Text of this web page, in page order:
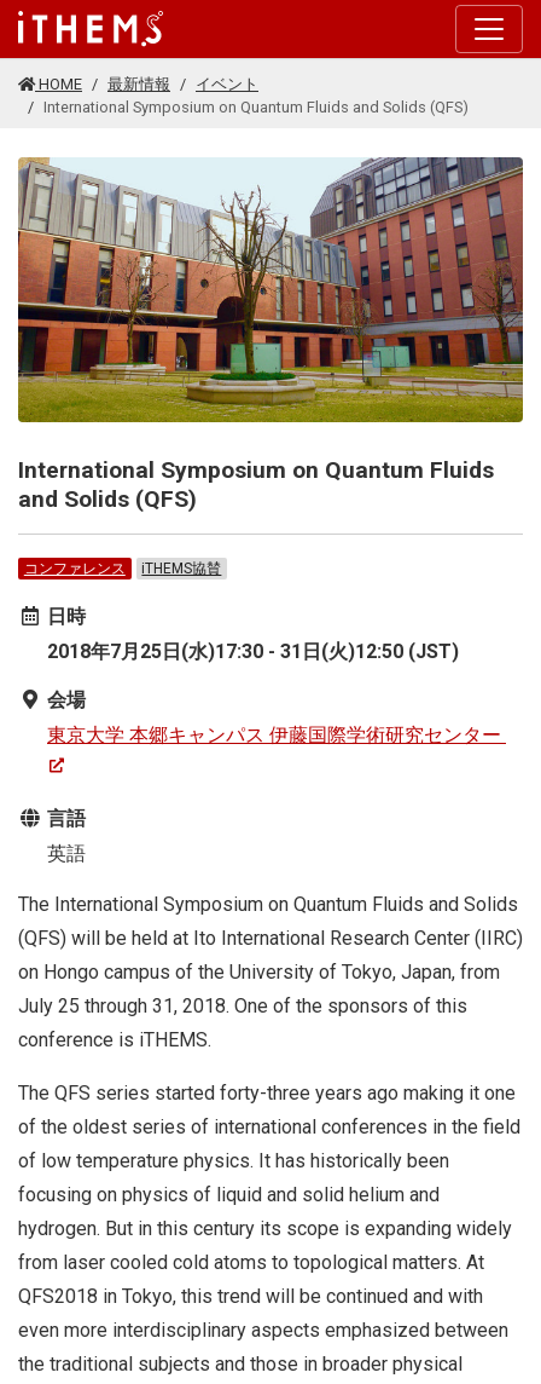
このページの本文に移動する
HOME 最新情報
イベント
International Symposium on Quantum Fluids and Solids (QFS)
International Symposium on Quantum Fluids
and Solids (QFS)
コンファレンス iTHEMS協賛
日時
2018年7月25日(水)17:30 - 31日(火)12:50 (JST)
会場
東京大学 本郷キャンパス 伊藤国際学術研究センター
言語
英語
The International Symposium on Quantum Fluids and Solids
(QFS) will be held at Ito International Research Center (IIRC)
on Hongo campus of the University of Tokyo, Japan, from
July 25 through 31, 2018. One of the sponsors of this
conference is iTHEMS.
The QFS series started forty-three years ago making it one
of the oldest series of international conferences in the field
of low temperature physics. It has historically been
focusing on physics of liquid and solid helium and
hydrogen. But in this century its scope is expanding widely
from laser cooled cold atoms to topological matters. At
QFS2018 in Tokyo, this trend will be continued and with
even more interdisciplinary aspects emphasized between
the traditional subjects and those in broader physical